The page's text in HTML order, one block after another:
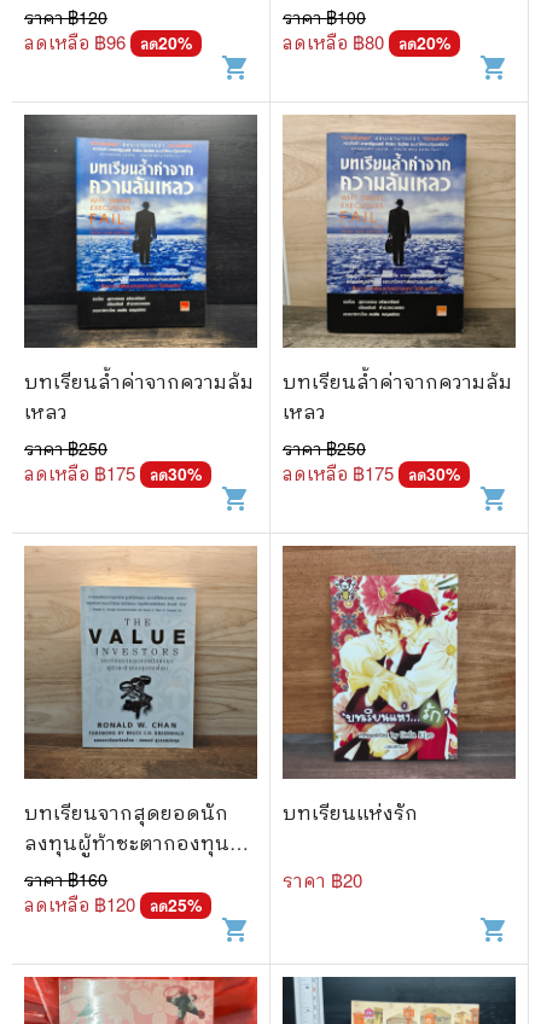
จากชีวิตจริง - เกษมสันต์ วิ
ลาวรรณ
ราคา ฿120
ลดเหลือ ฿96 ลด20%
shopping_cart
บูรณะชาติบ้านเมือง -
ศาสตราจารย์นายแพทย์
ราคา ฿100
ลดเหลือ ฿80 ลด20%
shopping_cart
บทเรียนล้ำค่าจากความล้ม
เหลว
ราคา ฿250
ลดเหลือ ฿175 ลด30%
shopping_cart
บทเรียนล้ำค่าจากความล้ม
เหลว
ราคา ฿250
ลดเหลือ ฿175 ลด30%
shopping_cart
บทเรียนจากสุดยอดนัก
ลงทุนผู้ท้าชะตากองทุน
ของโลก - Ronald W.Chan
ราคา ฿160
ลดเหลือ ฿120 ลด25%
shopping_cart
บทเรียนแห่งรัก
ราคา ฿20
shopping_cart